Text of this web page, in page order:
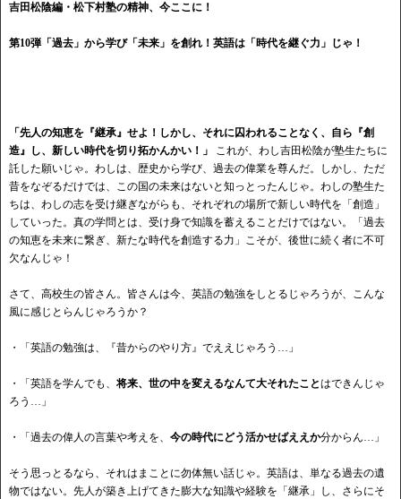
吉田松陰編・松下村塾の精神、今ここに！
第10弾「過去」から学び「未来」を創れ！英語は「時代を継ぐ力」じゃ！
「先人の知恵を『継承』せよ！しかし、それに囚われることなく、自ら『創
造』し、新しい時代を切り拓かんかい！」
これが、わし吉田松陰が塾生たちに
託した願いじゃ。わしは、歴史から学び、過去の偉業を尊んだ。しかし、ただ
昔をなぞるだけでは、この国の未来はないと知っとったんじゃ。わしの塾生た
ちは、わしの志を受け継ぎながらも、それぞれの場所で新しい時代を「創造」
していった。真の学問とは、受け身で知識を蓄えることだけではない。「過去
の知恵を未来に繋ぎ、新たな時代を創造する力」こそが、後世に続く者に不可
欠なんじゃ！
さて、高校生の皆さん。皆さんは今、英語の勉強をしとるじゃろうが、こんな
風に感じとらんじゃろうか？
・「英語の勉強は、『昔からのやり方』でええじゃろう…」
・「英語を学んでも、 将来、世の中を変えるなんて大それたことはできんじゃ
ろう…」
・「過去の偉人の言葉や考えを、 今の時代にどう活かせばええか分からん…」
そう思っとるなら、それはまことに勿体無い話じゃ。英語は、単なる過去の遺
物ではない。先人が築き上げてきた膨大な知識や経験を「継承」し、さらにそ